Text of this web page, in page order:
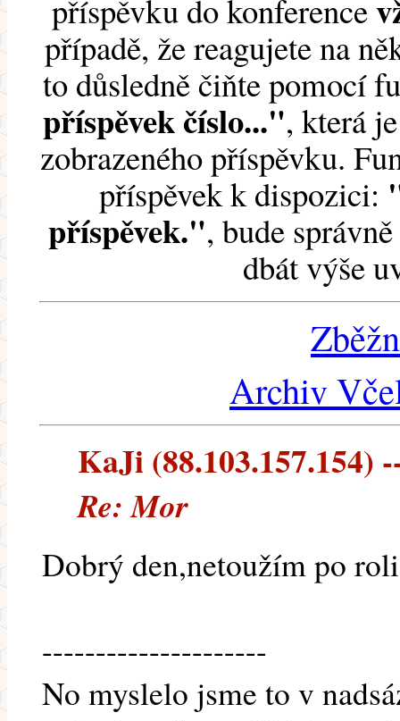
příspěvku do konference
případě, že reagujete na
to důsledně čiňte pomocí
příspěvek číslo...", která
zobrazeného příspěvku.
příspěvek k dispozici:
příspěvek.", bude
dbát výše
Archiv
KaJi (88.103.157.154)
Re: Mor
Dobrý den,netoužím po
---------------------
No myslelo jsme to v